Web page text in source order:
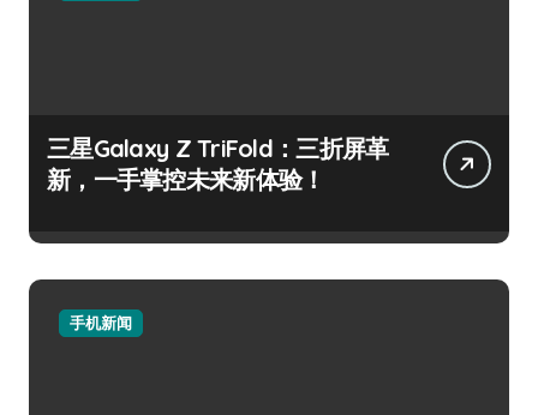
三星Galaxy Z TriFold：三折屏革
新，一手掌控未来新体验！
手机新闻